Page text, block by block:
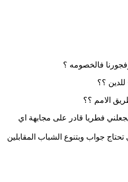
فالخصومه ؟
؟؟
؟؟
قادر على مجابهة اي
جواب وبتنوع الشباب المقابلين